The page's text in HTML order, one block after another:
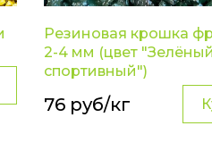
Резиновая крошка
2-4 мм (цвет "Зелёный
спортивный")
76 руб/кг